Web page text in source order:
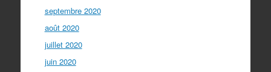
septembre 2020
août 2020
juillet 2020
juin 2020